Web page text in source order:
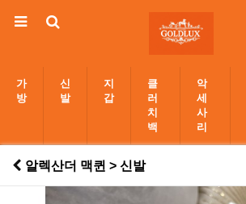
가
방
신
발
지
갑
클
러
치
백
악
세
사
리
알렉산더 맥퀸 > 신발